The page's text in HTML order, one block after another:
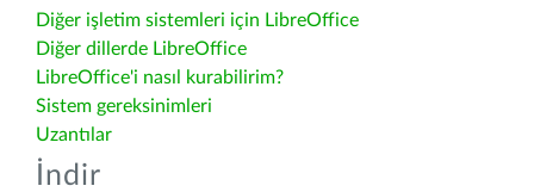
Diğer işletim sistemleri için LibreOffice
Diğer dillerde LibreOffice
LibreOffice'i nasıl kurabilirim?
Sistem gereksinimleri
Uzantılar
İndir